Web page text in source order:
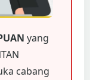
yang
cabang